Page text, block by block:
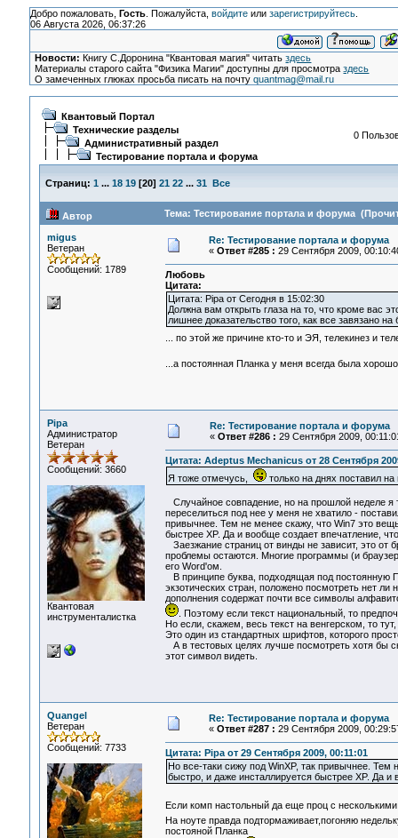
Добро пожаловать, Гость. Пожалуйста, войдитеили зарегистрируйтесь.
06 Августа 2026, 06:37:26
Новости: Книгу С.Доронина "Квантовая магия" читатьздесь
Материалы старого сайта "Физика Магии" доступны для просмотраздесь
О замеченных глюках просьба писать на почтуquantmag@mail.ru
Квантовый Портал
Технические разделы
Административный раздел
Тестирование портала и форума
0
Страниц: 1 ... 18 19[20] 21 22 ... 31 Все
Автор Тема: Тестирование портала и форума
migus
Ветеран
Сообщений: 1789
Re: Тестирование портала и форума
« Ответ #285 : 29 Сентября 2009,
Любовь
Цитата:
Цитата: Pipa от Сегодня в 15:02:30
Должна вам открыть глаза на то, что кроме вас
лишнее доказательство того, как все завязано
... по этой же причине кто-то и ЭЯ, телекинез и
...а постоянная Планка у меня всегда была
Pipa
Администратор
Ветеран
Сообщений: 3660
Квантовая
инструменталистка
Re: Тестирование портала и форума
« Ответ #286 : 29 Сентября 2009,
Цитата: Adeptus Mechanicus от 28 Сентября
Я тоже отмечусь,
только на днях поставил на
Случайное совпадение, но на прошлой неделе
переселиться под нее у меня не хватило -
привычнее. Тем не менее скажу, что Win7 это
быстрее XP. Да и вообще создает впечатление,
Заезжание страниц от винды не зависит, это
проблемы остаются. Многие программы (и
его Word'ом.
В принципе буква, подходящая под постоянную
экзотических стран, положено посмотреть нет
дополнения содержат почти все символы
. Поэтому если текст национальный, то
Но если, скажем, весь текст на венгерском, то
Это один из стандартных шрифтов, которого
А в тестовых целях лучше посмотреть хотя бы
этот символ видеть.
Quangel
Ветеран
Сообщений: 7733
Re: Тестирование портала и форума
« Ответ #287 : 29 Сентября 2009,
Цитата: Pipa от 29 Сентября 2009, 00:11:01
Но все-таки сижу под WinXP, так привычнее. Тем
быстро, и даже инсталлируется быстрее XP. Да
Если комп настольный да еще проц с
На ноуте правда подтормаживает,погоняю
постояной Планка